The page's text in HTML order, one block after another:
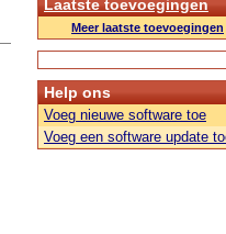
Laatste toevoegingen
Meer laatste toevoegingen
Help ons
Voeg nieuwe software toe
Voeg een software update